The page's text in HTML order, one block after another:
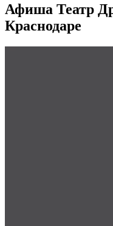
Афиша Театр
Краснодаре